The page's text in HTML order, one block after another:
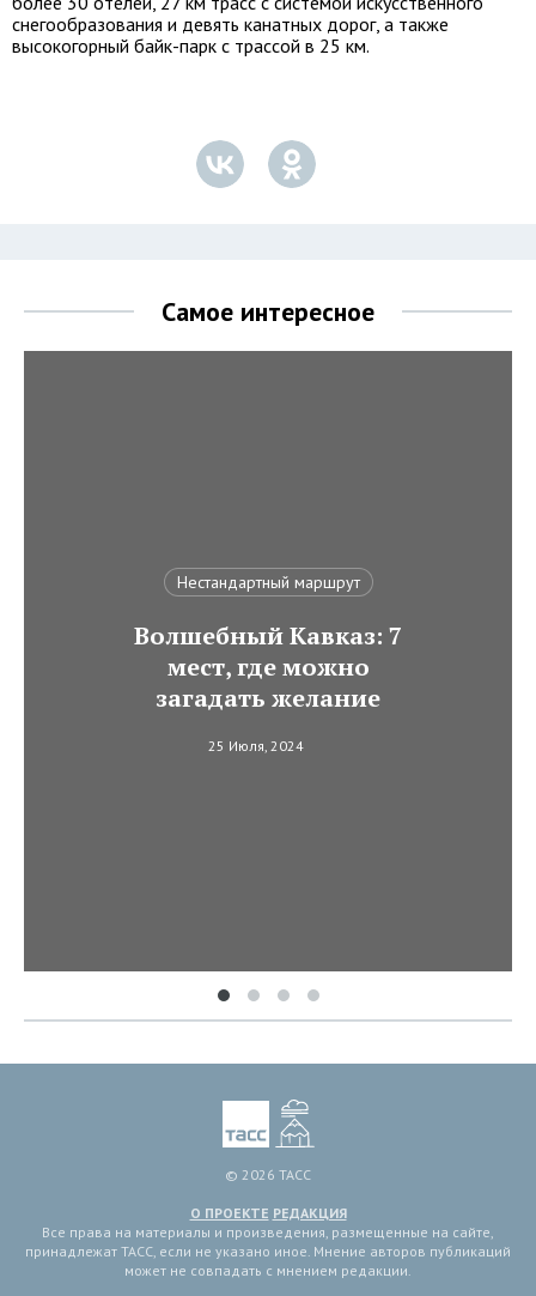
снегообразования и девять канатных дорог, а также
высокогорный байк-парк с трассой в 25 км.
Самое интересное
Нестандартный маршрут
Волшебный Кавказ: 7
мест, где можно
загадать желание
25 Июля, 2024
© 2026 ТАСС
О ПРОЕКТЕ РЕДАКЦИЯ
Все права на материалы и произведения, размещенные на сайте,
принадлежат ТАСС, если не указано иное. Мнение авторов публикаций
может не совпадать с мнением редакции.